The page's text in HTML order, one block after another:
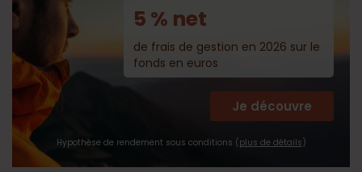
5 % net
de frais de gestion en 2026 sur le
fonds en euros
Hypothèse de rendement sous conditions ( plus de détails )
Je découvre